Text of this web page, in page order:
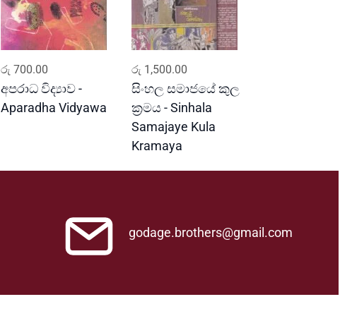
රු 700.00
අපරාධ විද්‍යාව -
Aparadha Vidyawa
රු 1,500.00
සිංහල සමාජයේ කුල
ක්‍රමය - Sinhala
Samajaye Kula
Kramaya
godage.brothers@gmail.com